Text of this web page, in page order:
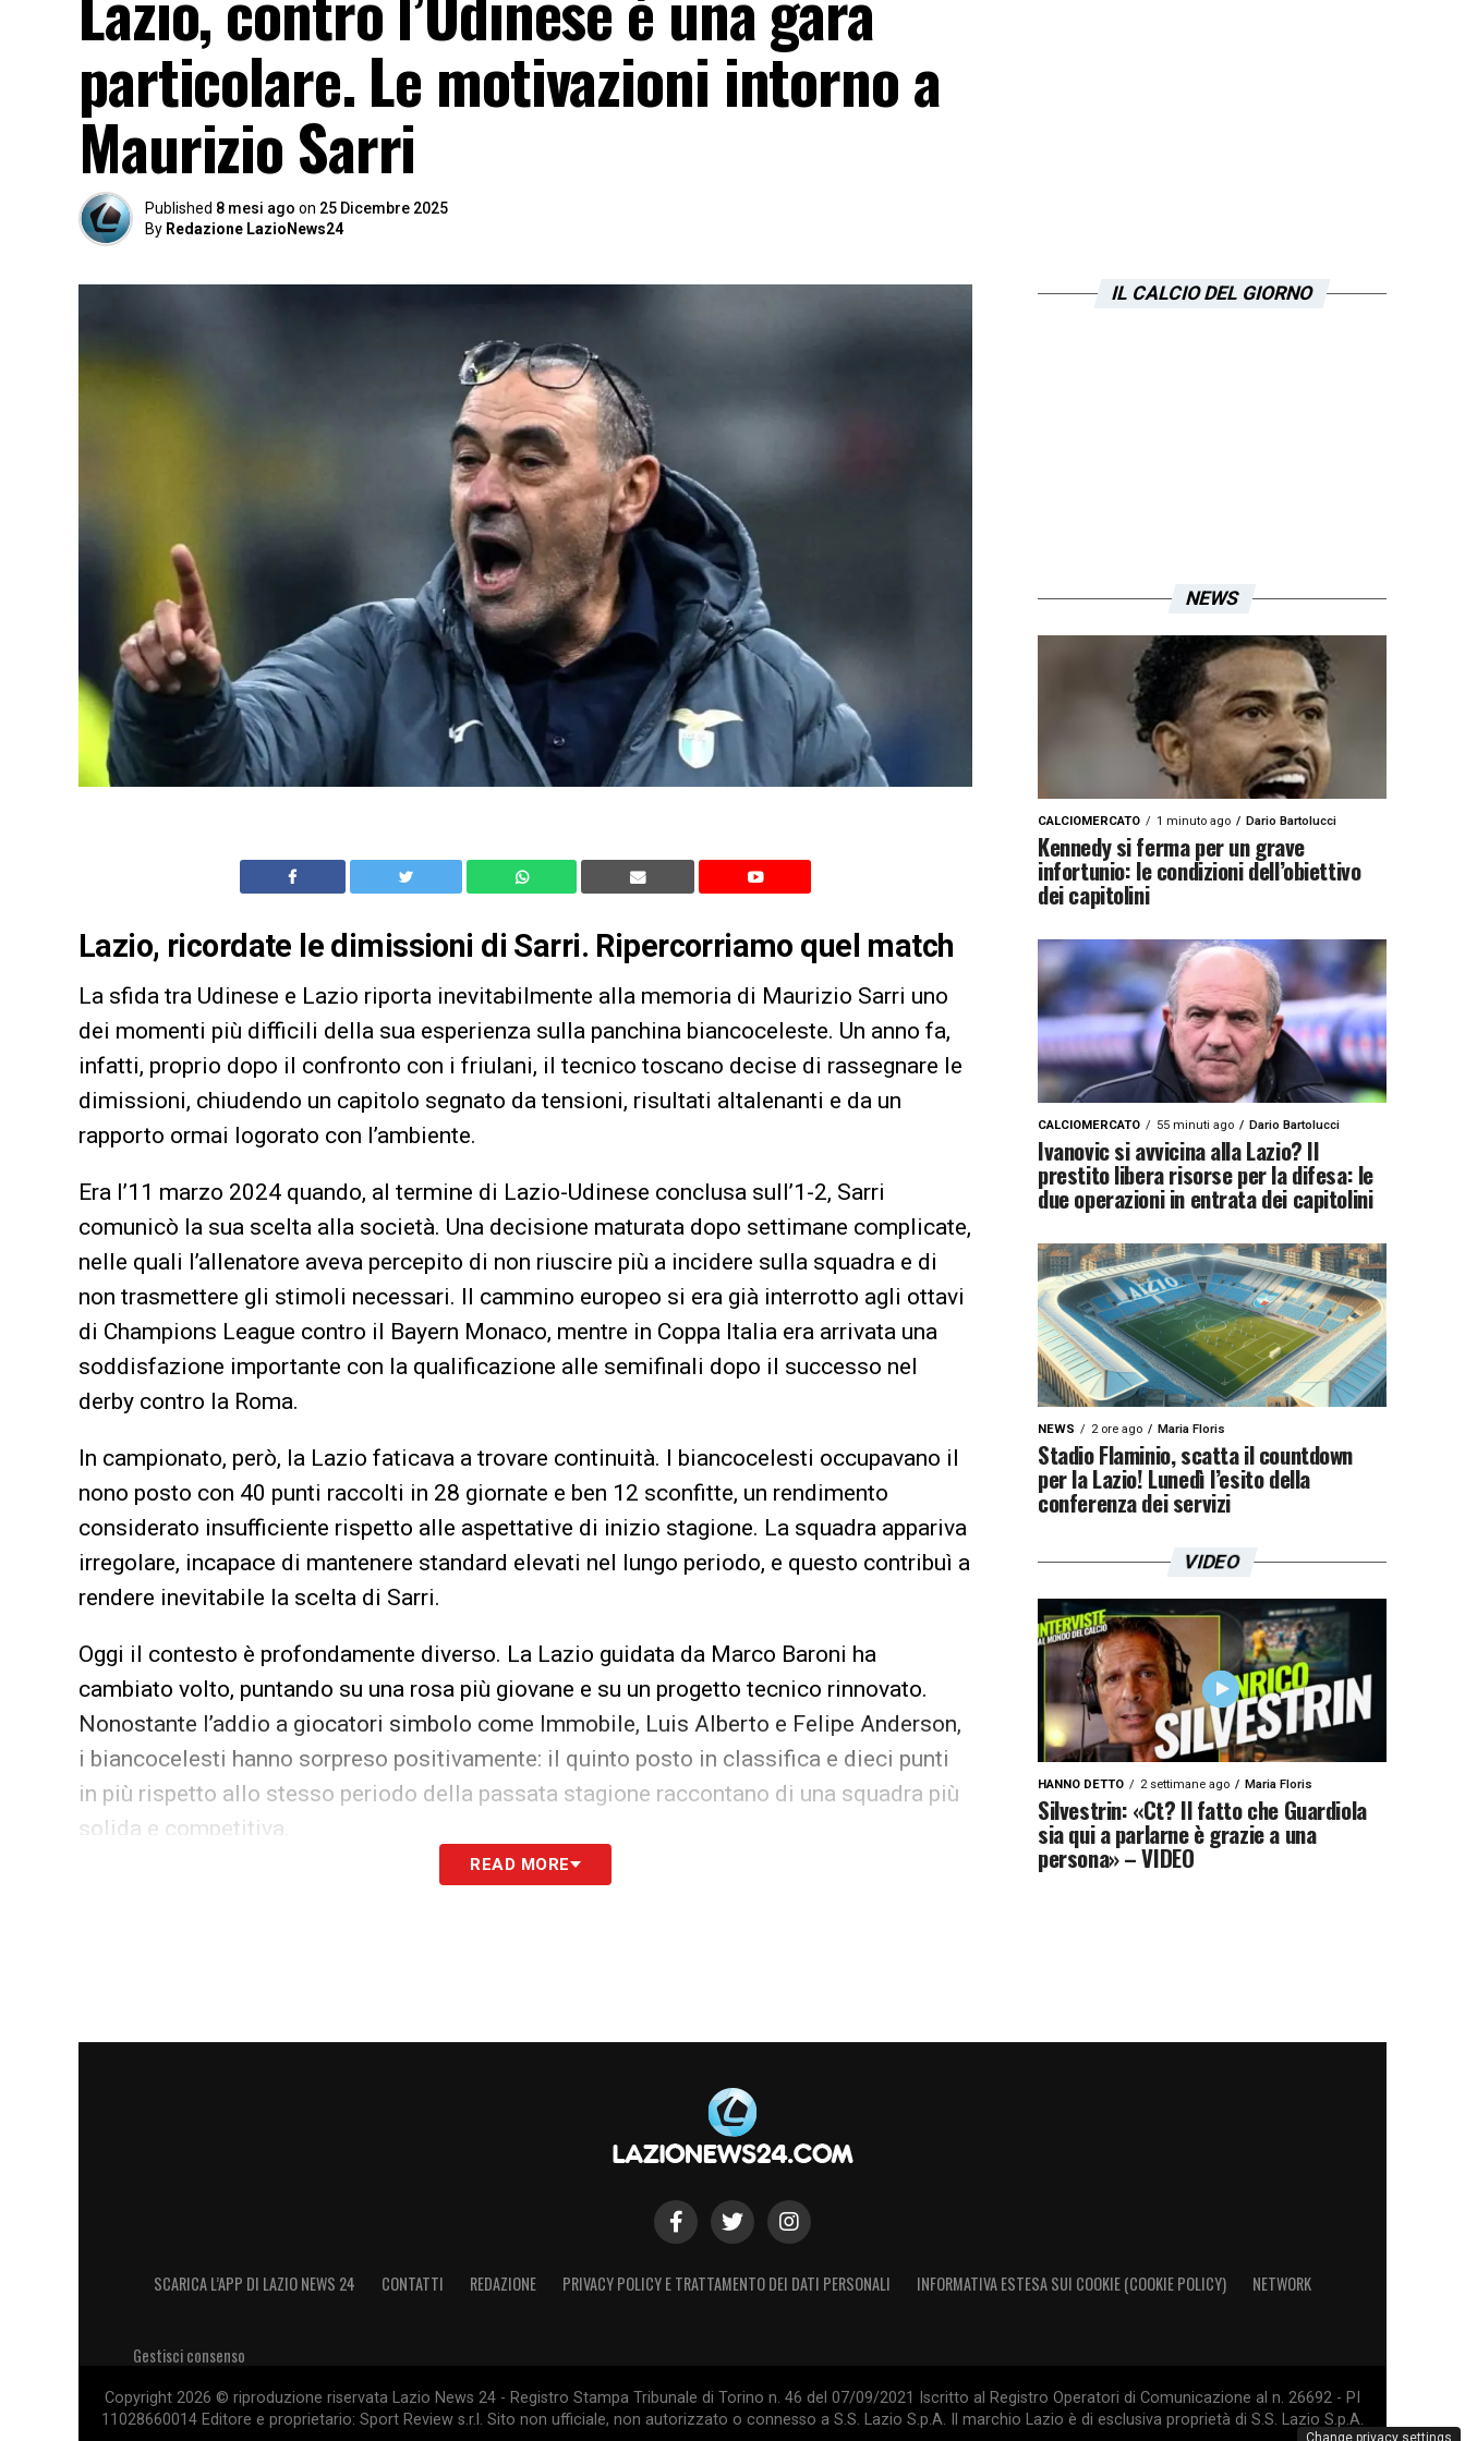
particolare. Le motivazioni intorno a
Maurizio Sarri
Published 8 mesi ago on 25 Dicembre 2025
By Redazione LazioNews24
Lazio, ricordate le dimissioni di Sarri. Ripercorriamo quel match
La sfida tra Udinese e Lazio riporta inevitabilmente alla memoria di Maurizio Sarri uno
dei momenti più difficili della sua esperienza sulla panchina biancoceleste. Un anno fa,
infatti, proprio dopo il confronto con i friulani, il tecnico toscano decise di rassegnare le
dimissioni, chiudendo un capitolo segnato da tensioni, risultati altalenanti e da un
rapporto ormai logorato con l’ambiente.
Era l’11 marzo 2024 quando, al termine di Lazio-Udinese conclusa sull’1-2, Sarri
comunicò la sua scelta alla società. Una decisione maturata dopo settimane complicate,
nelle quali l’allenatore aveva percepito di non riuscire più a incidere sulla squadra e di
non trasmettere gli stimoli necessari. Il cammino europeo si era già interrotto agli ottavi
di Champions League contro il Bayern Monaco, mentre in Coppa Italia era arrivata una
soddisfazione importante con la qualificazione alle semifinali dopo il successo nel
derby contro la Roma.
In campionato, però, la Lazio faticava a trovare continuità. I biancocelesti occupavano il
nono posto con 40 punti raccolti in 28 giornate e ben 12 sconfitte, un rendimento
considerato insufficiente rispetto alle aspettative di inizio stagione. La squadra appariva
irregolare, incapace di mantenere standard elevati nel lungo periodo, e questo contribuì a
rendere inevitabile la scelta di Sarri.
Oggi il contesto è profondamente diverso. La Lazio guidata da Marco Baroni ha
cambiato volto, puntando su una rosa più giovane e su un progetto tecnico rinnovato.
Nonostante l’addio a giocatori simbolo come Immobile, Luis Alberto e Felipe Anderson,
i biancocelesti hanno sorpreso positivamente: il quinto posto in classifica e dieci punti
in più rispetto allo stesso periodo della passata stagione raccontano di una squadra più
solida e competitiva.
La partita contro l’Udinese, dunque, non è solo un impegno di campionato, ma anche un
READ MORE
IL CALCIO DEL GIORNO
NEWS
CALCIOMERCATO 1 minuto ago Dario Bartolucci
Kennedy si ferma per un grave
infortunio: le condizioni dell’obiettivo
dei capitolini
CALCIOMERCATO 55 minuti ago Dario Bartolucci
Ivanovic si avvicina alla Lazio? Il
prestito libera risorse per la difesa: le
due operazioni in entrata dei capitolini
NEWS 2 ore ago Maria Floris
Stadio Flaminio, scatta il countdown
per la Lazio! Lunedì l’esito della
conferenza dei servizi
VIDEO
HANNO DETTO 2 settimane ago Maria Floris
Silvestrin: «Ct? Il fatto che Guardiola
sia qui a parlarne è grazie a una
persona» – VIDEO
SCARICA L’APP DI LAZIO NEWS 24 CONTATTI REDAZIONE PRIVACY POLICY E TRATTAMENTO DEI DATI PERSONALI INFORMATIVA ESTESA SUI COOKIE (COOKIE POLICY) NETWORK
Gestisci consenso
Copyright 2026 © riproduzione riservata Lazio News 24 - Registro Stampa Tribunale di Torino n. 46 del 07/09/2021 Iscritto al Registro Operatori di Comunicazione al n. 26692 - PI
11028660014 Editore e proprietario: Sport Review s.r.l. Sito non ufficiale, non autorizzato o connesso a S.S. Lazio S.p.A. Il marchio Lazio è di esclusiva proprietà di S.S. Lazio S.p.A.
Change privacy settings